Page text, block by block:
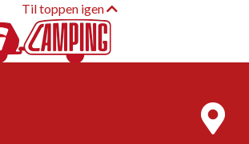
Til toppen igen